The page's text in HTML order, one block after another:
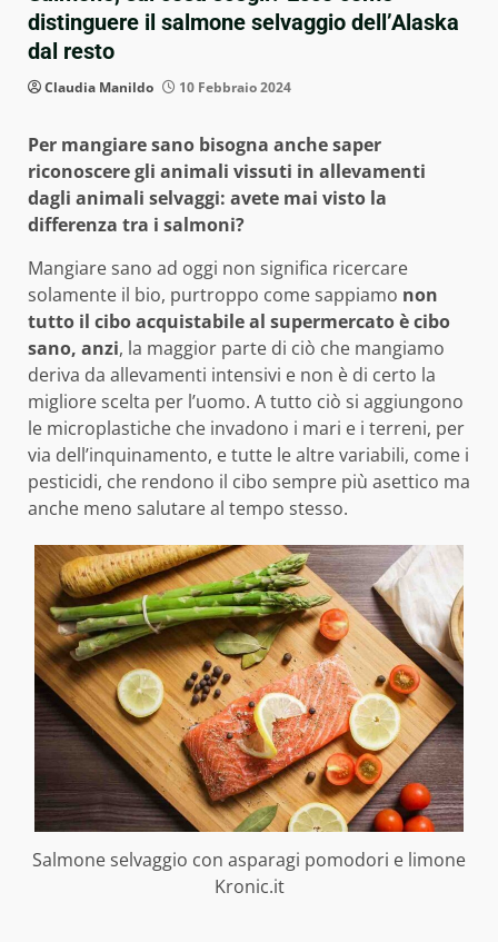
distinguere il salmone selvaggio dell’Alaska
dal resto
Claudia Manildo 10 Febbraio 2024
Per mangiare sano bisogna anche saper
riconoscere gli animali vissuti in allevamenti
dagli animali selvaggi: avete mai visto la
differenza tra i salmoni?
Mangiare sano ad oggi non significa ricercare
solamente il bio, purtroppo come sappiamo non
tutto il cibo acquistabile al supermercato è cibo
sano, anzi, la maggior parte di ciò che mangiamo
deriva da allevamenti intensivi e non è di certo la
migliore scelta per l’uomo. A tutto ciò si aggiungono
le microplastiche che invadono i mari e i terreni, per
via dell’inquinamento, e tutte le altre variabili, come i
pesticidi, che rendono il cibo sempre più asettico ma
anche meno salutare al tempo stesso.
Salmone selvaggio con asparagi pomodori e limone
Kronic.it